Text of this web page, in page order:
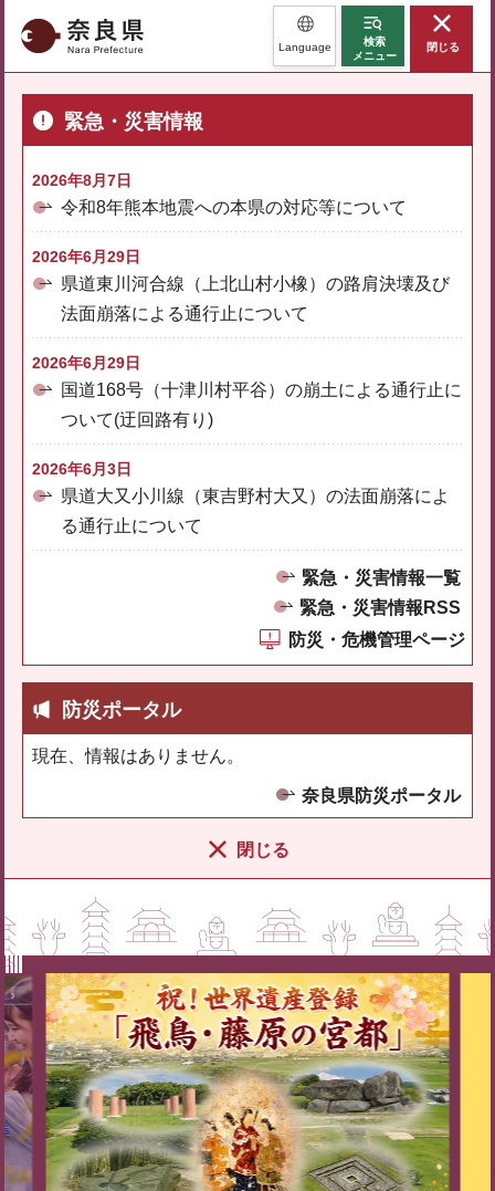
奈良県 Language
検索
メニュー
閉じる
緊急・災害情報
2026年8月7日
令和8年熊本地震への本県の対応等について
2026年6月29日
県道東川河合線（上北山村小橡）の路肩決壊及び
法面崩落による通行止について
2026年6月29日
国道168号（十津川村平谷）の崩土による通行止に
ついて(迂回路有り)
2026年6月3日
県道大又小川線（東吉野村大又）の法面崩落によ
る通行止について
緊急・災害情報一覧
緊急・災害情報RSS
防災・危機管理ページ
防災ポータル
現在、情報はありません。
奈良県防災ポータル
閉じる